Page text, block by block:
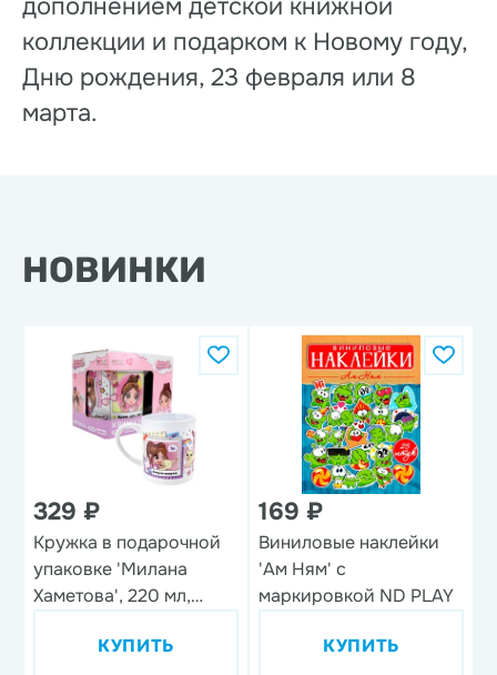
дополнением детской книжной
коллекции и подарком к Новому году,
Дню рождения, 23 февраля или 8
марта.
НОВИНКИ
329 ₽
Кружка в подарочной
упаковке 'Милана
Хаметова', 220 мл,
КУПИТЬ
169 ₽
Виниловые наклейки
'Ам Ням' с
маркировкой ND PLAY
КУПИТЬ